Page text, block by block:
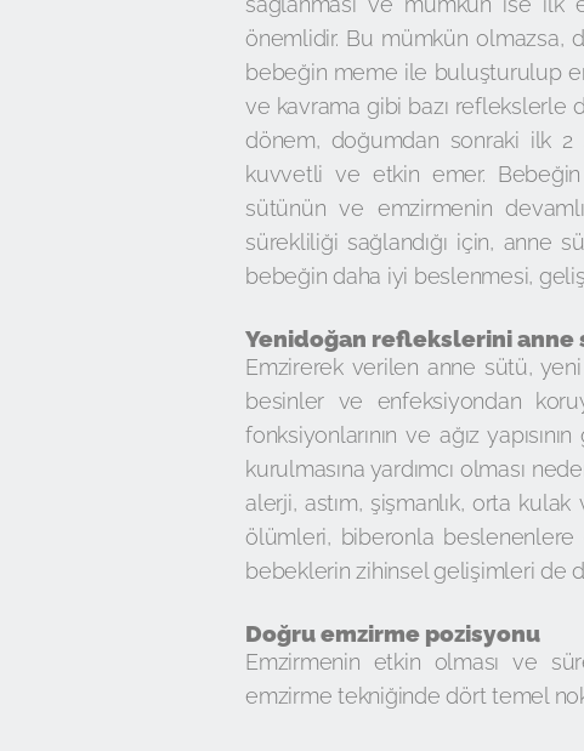
önemlidir. Bu mümkün olmazsa,
bebeğin meme ile buluşturulup
ve kavrama gibi bazı reflekslerle
dönem, doğumdan sonraki ilk
kuvvetli ve etkin emer.
sütünün ve emzirmenin
sürekliliği sağlandığı için, anne
bebeğin daha iyi beslenmesi,
Yenidoğan reflekslerini
Emzirerek verilen anne sütü,
besinler ve enfeksiyondan
fonksiyonlarının ve ağız
kurulmasına yardımcı olması
alerji, astım, şişmanlık, orta
ölümleri, biberonla
bebeklerin zihinsel gelişimleri de
Doğru emzirme pozisyonu
Emzirmenin etkin olması ve
emzirme tekniğinde dört temel